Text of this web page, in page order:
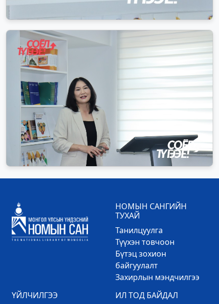
НОМЫН САНГИЙН
ТУХАЙ
Танилцуулга
Түүхэн товчоон
Бүтэц зохион
байгуулалт
Захирлын мэндчилгээ
ҮЙЛЧИЛГЭЭ
ИЛ ТОД БАЙДАЛ